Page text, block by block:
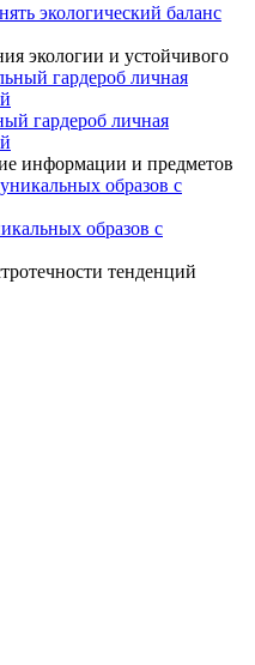
экологический баланс
экологии и устойчивого
гардероб личная
информации и предметов
образов с
тенденций